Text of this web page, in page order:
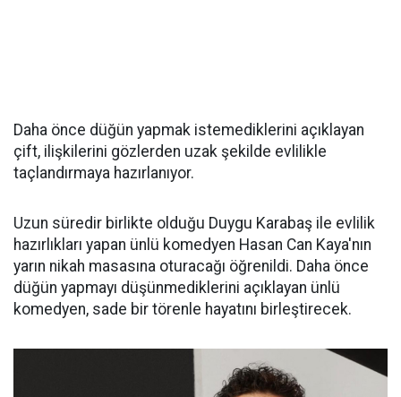
Daha önce düğün yapmak istemediklerini açıklayan
çift, ilişkilerini gözlerden uzak şekilde evlilikle
taçlandırmaya hazırlanıyor.
Uzun süredir birlikte olduğu Duygu Karabaş ile evlilik
hazırlıkları yapan ünlü komedyen Hasan Can Kaya'nın
yarın nikah masasına oturacağı öğrenildi. Daha önce
düğün yapmayı düşünmediklerini açıklayan ünlü
komedyen, sade bir törenle hayatını birleştirecek.